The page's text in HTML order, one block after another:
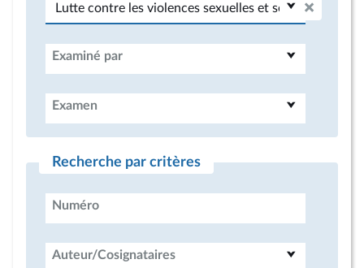
Examiné par
Examen
Recherche par critères
Numéro
Auteur/Cosignataires